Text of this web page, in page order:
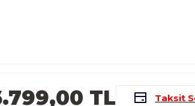
TL Taksit